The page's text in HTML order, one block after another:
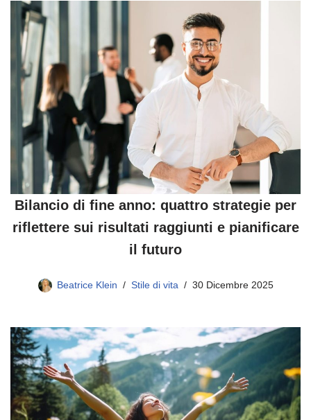
Bilancio di fine anno: quattro strategie per
riflettere sui risultati raggiunti e pianificare
il futuro
Beatrice Klein Stile di vita 30 Dicembre 2025